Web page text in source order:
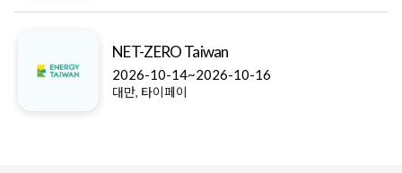
NET-ZERO Taiwan
2026-10-14~2026-10-16
대만, 타이페이